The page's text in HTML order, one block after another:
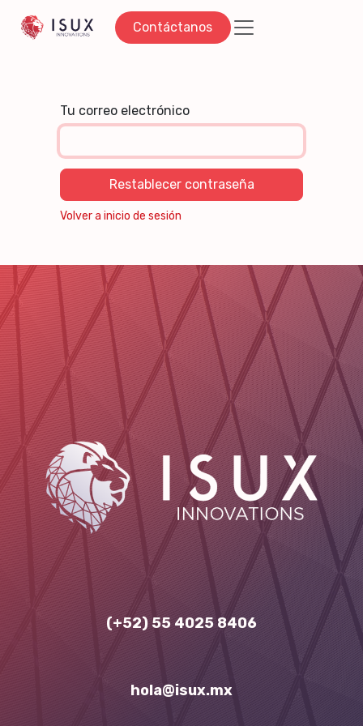
Contáctanos
Tu correo electrónico
Restablecer contraseña
Volver a inicio de sesión
(+52) 55 4025 8406
hola​@isux.mx